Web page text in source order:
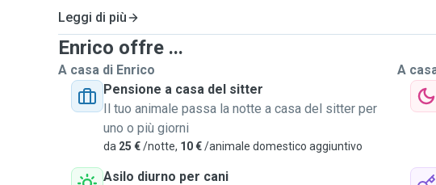
Leggi di più
Enrico offre ...
A casa di Enrico
Pensione a casa del sitter
Il tuo animale passa la notte a casa del sitter per
uno o più giorni
da 25 €/notte, 10 €/animale domestico aggiuntivo
Asilo diurno per cani
A